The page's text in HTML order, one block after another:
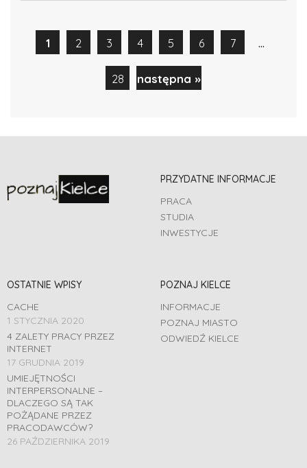
1 2 3 4 5 6 7 ...
28 następna »
PRZYDATNE INFORMACJE
PRACA
STUDIA
INWESTYCJE
OSTATNIE WPISY
CACHE
1 STYCZNIA 2020
4 ZALETY PRACY PRZEZ
INTERNET
17 GRUDNIA 2019
UMIEJĘTNOŚCI
INTERPERSONALNE –
DLACZEGO SĄ TAK
POŻĄDANE PRZEZ
PRACODAWCÓW?
26 PAŹDZIERNIKA 2019
POZNAJ KIELCE
INFORMACJE
POZNAJ MIASTO
ODWIEDŹ KIELCE